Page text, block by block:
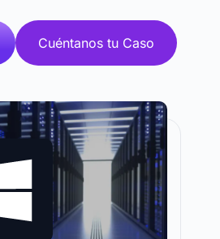
Cuéntanos tu Caso